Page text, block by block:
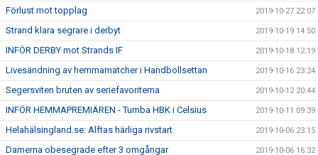
Förlust mot topplag 2019-10-27 22:07
Strand klara segrare i derbyt 2019-10-19 14:50
INFÖR DERBY mot Strands IF 2019-10-18 12:19
Livesändning av hemmamatcher i Handbollsettan 2019-10-16 23:24
Segersviten bruten av seriefavoriterna 2019-10-12 20:44
INFÖR HEMMAPREMIÄREN - Tumba HBK i Celsius 2019-10-11 09:39
Helahälsingland.se: Alftas härliga rivstart 2019-10-06 23:15
Damerna obesegrade efter 3 omgångar 2019-10-06 16:32